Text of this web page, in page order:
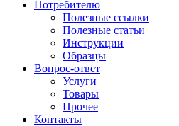
Потребителю
Полезные ссылки
Полезные статьи
Инструкции
Образцы
Вопрос-ответ
Услуги
Товары
Прочее
Контакты